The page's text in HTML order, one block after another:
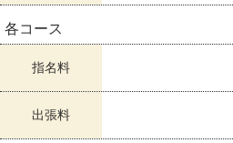
各コース
指名料
出張料